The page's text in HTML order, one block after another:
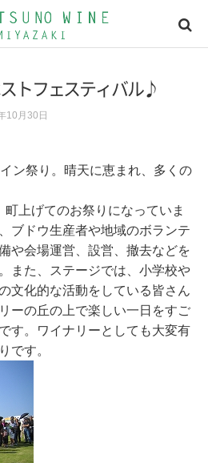
ラインショッピング
メールマガジン
クセスマップ
お問い合わせ
求人情報
トフェスティバル♪
10月30日
ン祭り。晴天に恵まれ、多くの
上げてのお祭りになっていま
ブドウ生産者や地域のボランテ
や会場運営、設営、撤去などを
また、ステージでは、小学校や
文化的な活動をしている皆さん
ーの丘の上で楽しい一日をすご
す。ワイナリーとしても大変有
です。